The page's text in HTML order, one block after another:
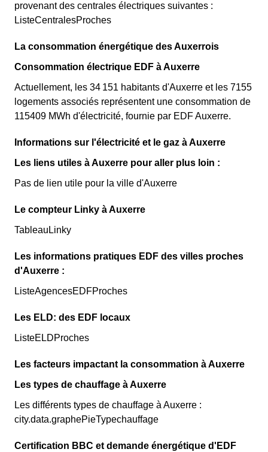
provenant des centrales électriques suivantes :
ListeCentralesProches
La consommation énergétique des Auxerrois
Consommation électrique EDF à Auxerre
Actuellement, les 34 151 habitants d'Auxerre et les 7155
logements associés représentent une consommation de
115409 MWh d'électricité, fournie par EDF Auxerre.
Informations sur l'électricité et le gaz à Auxerre
Les liens utiles à Auxerre pour aller plus loin :
Pas de lien utile pour la ville d'Auxerre
Le compteur Linky à Auxerre
TableauLinky
Les informations pratiques EDF des villes proches
d'Auxerre :
ListeAgencesEDFProches
Les ELD: des EDF locaux
ListeELDProches
Les facteurs impactant la consommation à Auxerre
Les types de chauffage à Auxerre
Les différents types de chauffage à Auxerre :
city.data.graphePieTypechauffage
Certification BBC et demande énergétique d'EDF